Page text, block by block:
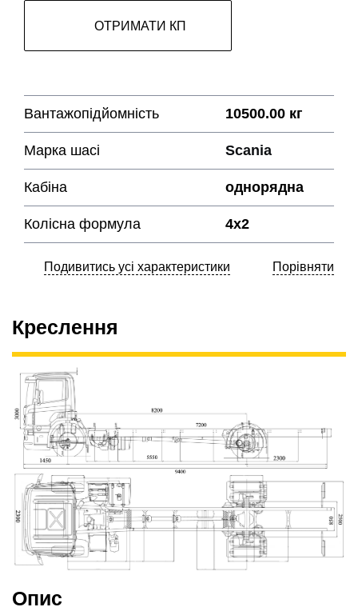
ОТРИМАТИ КП
Вантажопідйомність 10500.00 кг
Марка шасі Scania
Кабіна однорядна
Колісна формула 4х2
Подивитись усі характеристики Порівняти
Креслення
Опис